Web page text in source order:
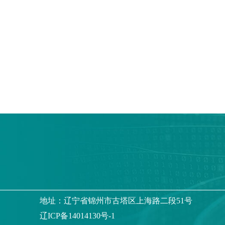
地址：辽宁省锦州市古塔区上海路二段51号
辽ICP备14014130号-1